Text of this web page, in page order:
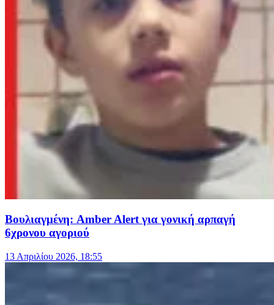
Βουλιαγμένη: Amber Alert για γονική αρπαγή
6χρονου αγοριού
13 Απριλίου 2026, 18:55